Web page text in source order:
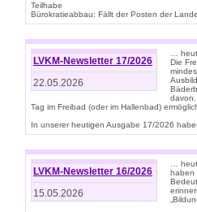
Teilhabe
Bürokratieabbau: Fällt der Posten der
LVKM-Newsletter 17/2026
22.05.2026
…
Die
davon.
Tag im Freibad (oder im Hallenbad)
In unserer heutigen Ausgabe 17/2026
LVKM-Newsletter 16/2026
15.05.2026
…
haben